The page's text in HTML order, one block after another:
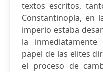
textos escritos,
Constantinopla, en
imperio estaba
la
papel de las elites
el proceso de